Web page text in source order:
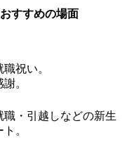
おすすめの場面
祝い。
。
職・引越しなどの新生
。